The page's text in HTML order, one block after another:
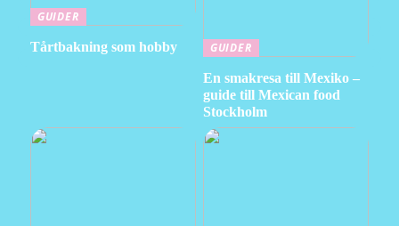
GUIDER
Tårtbakning som hobby GUIDER
En smakresa till Mexiko –
guide till Mexican food
Stockholm